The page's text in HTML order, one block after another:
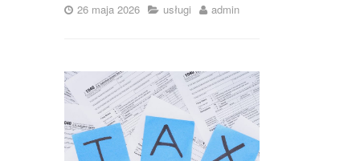
26 maja 2026 usługi admin